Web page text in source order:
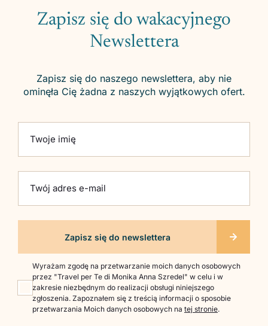
Zapisz się do wakacyjnego
Newslettera
Zapisz się do naszego newslettera, aby nie
ominęła Cię żadna z naszych wyjątkowych ofert.
Twoje imię
Twój adres e-mail
Wyrażam zgodę na przetwarzanie moich danych osobowych
przez "Travel per Te di Monika Anna Szredel" w celu i w
zakresie niezbędnym do realizacji obsługi niniejszego
zgłoszenia. Zapoznałem się z treścią informacji o sposobie
przetwarzania Moich danych osobowych na tej stronie.